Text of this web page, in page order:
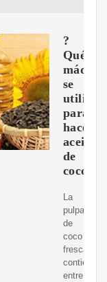
?
Qué
se
utiliza
para
hacer
aceite
de
coco?
La
pulpa
de
coco
fresca
contiene
entre